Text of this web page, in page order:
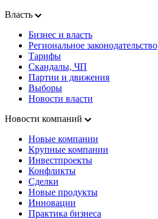
Власть
Бизнес и власть
Региональное законодательство
Тарифы
Скандалы, ЧП
Партии и движения
Выборы
Новости власти
Новости компаний
Новые компании
Крупные компании
Инвестпроекты
Конфликты
Сделки
Новые продукты
Инновации
Практика бизнеса